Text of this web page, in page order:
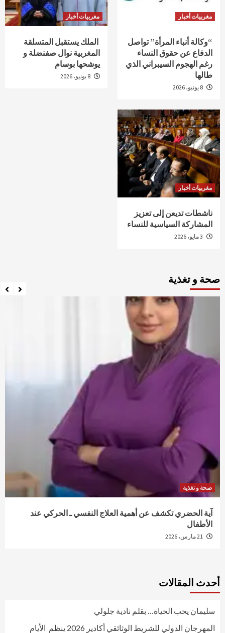
مغربيات أخبار
“وكالة أنباء المرأة” تواصل
الدفاع عن حقوق النساء
رغم الهجوم السيبراني الذي
طالها
مغربيات أخبار
الملك يستقبل المتسلقة
المغربية نوال صفنضلة و
يوشحها بوسام
مغربيات أخبار
ناشطات تديعن إلى تعزيز
المشاركة السياسية للنساء
صحة و تغذية
صحة و تغذية
آية الحضري تكشف عن أهمية العلاج النفسي ـ الحركي عند
الأطفال
أحدث المقالات
سليمان يحب الحياة… بقلم نادية جلولي
المهرجان الدولي للشريط الوثائقي أكادير 2026 ينظم الأيام